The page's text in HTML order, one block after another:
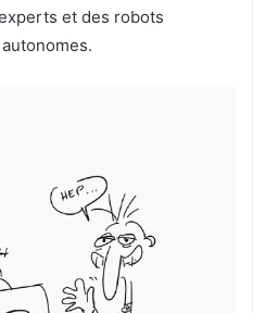
et des robots